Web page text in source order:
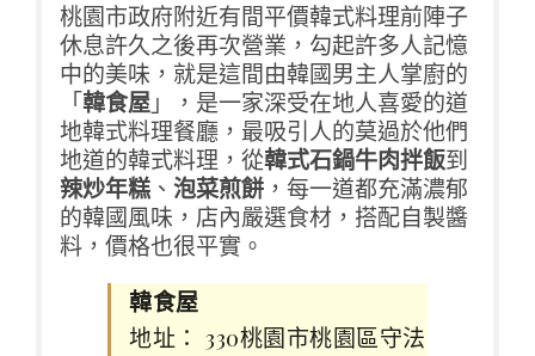
桃園市政府附近有間平價韓式料理前陣子
休息許久之後再次營業，勾起許多人記憶
中的美味，就是這間由韓國男主人掌廚的
「韓食屋」，是一家深受在地人喜愛的道
地韓式料理餐廳，最吸引人的莫過於他們
地道的韓式料理，從韓式石鍋牛肉拌飯到
辣炒年糕 、 泡菜煎餅 ，每一道都充滿濃郁
的韓國風味，店內嚴選食材，搭配自製醬
料，價格也很平實。
韓食屋
地址： 330桃園市桃園區守法